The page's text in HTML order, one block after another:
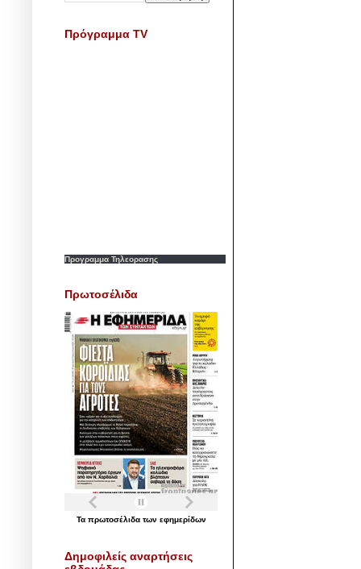
Πρόγραμμα TV
Προγραμμα Τηλεορασης
Πρωτοσέλιδα
Τα πρωτοσέλιδα των εφημερίδων
Δημοφιλείς αναρτήσεις